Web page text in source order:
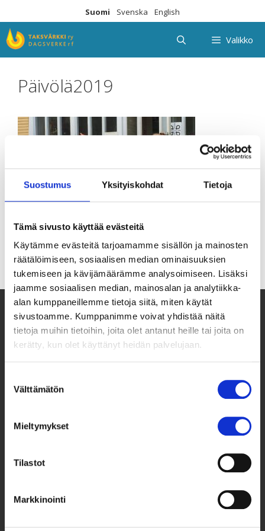
Suostumus Yksityiskohdat Tietoja
Tämä sivusto käyttää evästeitä
Käytämme evästeitä tarjoamamme sisällön ja mainosten
räätälöimiseen, sosiaalisen median ominaisuuksien
tukemiseen ja kävijämäärämme analysoimiseen. Lisäksi
jaamme sosiaalisen median, mainosalan ja analytiikka-
alan kumppaneillemme tietoja siitä, miten käytät
sivustoamme. Kumppanimme voivat yhdistää näitä
tietoja muihin tietoihin, joita olet antanut heille tai joita on
kerätty, kun olet käyttänyt heidän palvelujaan.
valinta
Välttämätön
Mieltymykset
Tilastot
Markkinointi
sisältöön
Suomi Svenska English
Valikko
Päivölä2019
Taksvärkki ry
Globaalikeskus
050 341 5507